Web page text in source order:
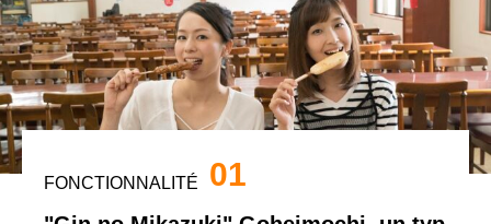
FONCTIONNALITÉ 01